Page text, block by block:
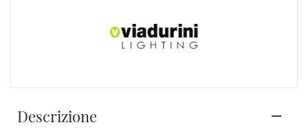
Descrizione